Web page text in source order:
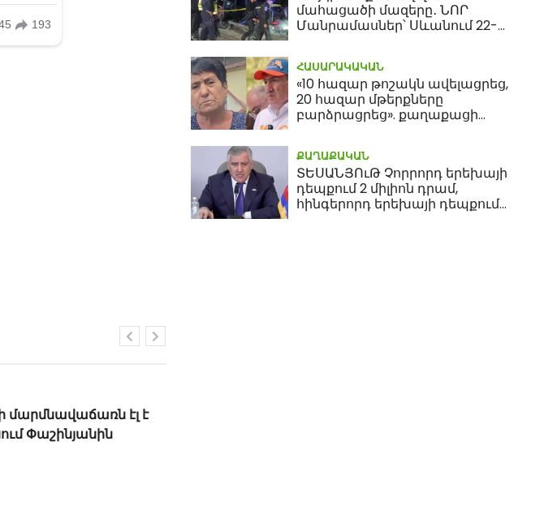
մահացածի մազերը․ ՆՈՐ
Մանրամասներ՝ Սևանում 22-
ՀԱՍԱՐԱԿԱԿԱՆ
«10 հազար թոշակն ավելացրեց,
20 հազար մթերքները
բարձրացրեց». քաղաքացի
ՔԱՂԱՔԱԿԱՆ
ՏԵՍԱՆՅՈւԹ Չորրորդ երեխայի
դեպքում 2 միլիոն դրամ,
հինգերորդ երեխայի դեպքում